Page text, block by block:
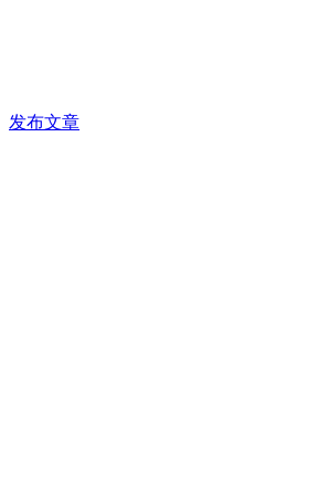
发布文章